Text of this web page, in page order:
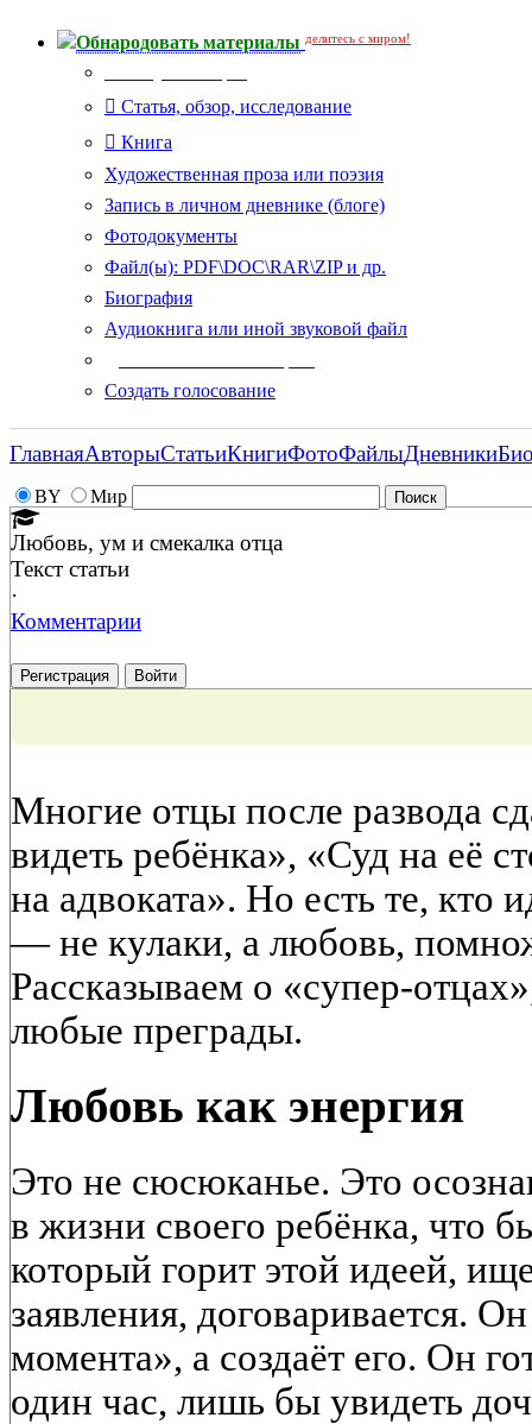
Обнародовать материалы делитесь с миром!
Статья, обзор, исследование
Книга
Художественная проза или поэзия
Запись в личном дневнике (блоге)
Фотодокументы
Файл(ы): PDF\DOC\RAR\ZIP и др.
Биография
Аудиокнига или иной звуковой файл
Создать голосование
BY Мир
ГлавнаяАвторыСтатьиКнигиФотоФайлыДневники
Любовь, ум и смекалка отца
Текст статьи
·
Комментарии
Регистрация Войти
Многие отцы после развода
видеть ребёнка», «Суд на её
на адвоката». Но есть те, кто
— не кулаки, а любовь,
Рассказываем о «супер-
любые преграды.
Любовь как энергия
Это не сюсюканье. Это
в жизни своего ребёнка, что
который горит этой идеей,
заявления, договаривается.
момента», а создаёт его. Он
один час, лишь бы увидеть